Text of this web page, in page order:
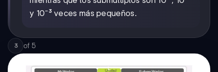
y 10⁻³ veces más pequeños.
3 of 5